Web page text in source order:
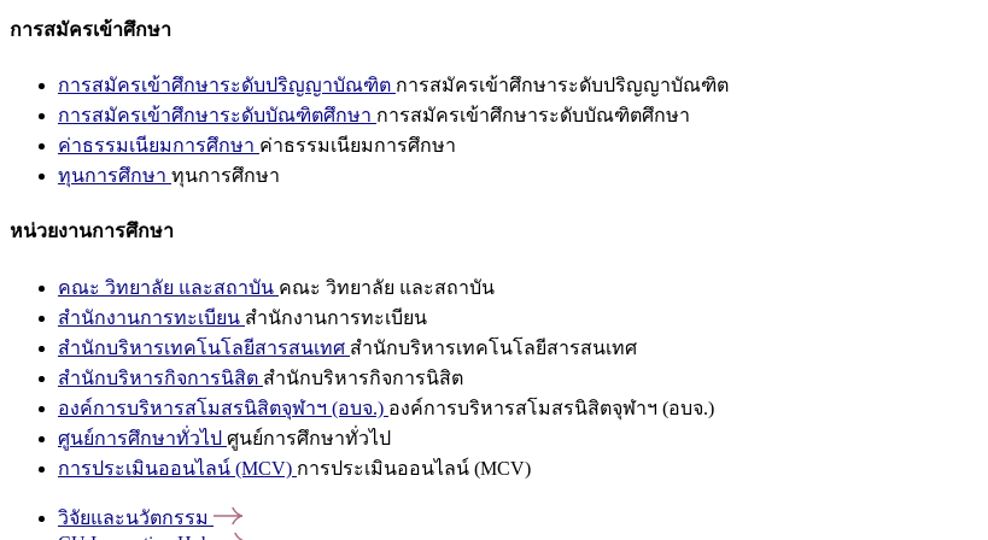
การสมัครเข้าศึกษา
การสมัครเข้าศึกษาระดับปริญญาบัณฑิต การสมัครเข้าศึกษาระดับปริญญาบัณฑิต
การสมัครเข้าศึกษาระดับบัณฑิตศึกษา การสมัครเข้าศึกษาระดับบัณฑิตศึกษา
ค่าธรรมเนียมการศึกษา ค่าธรรมเนียมการศึกษา
ทุนการศึกษา ทุนการศึกษา
หน่วยงานการศึกษา
คณะ วิทยาลัย และสถาบัน คณะ วิทยาลัย และสถาบัน
สำนักงานการทะเบียน สำนักงานการทะเบียน
สำนักบริหารเทคโนโลยีสารสนเทศ สำนักบริหารเทคโนโลยีสารสนเทศ
สำนักบริหารกิจการนิสิต สำนักบริหารกิจการนิสิต
องค์การบริหารสโมสรนิสิตจุฬาฯ (อบจ.) องค์การบริหารสโมสรนิสิตจุฬาฯ (อบจ.)
ศูนย์การศึกษาทั่วไป ศูนย์การศึกษาทั่วไป
การประเมินออนไลน์ (MCV) การประเมินออนไลน์ (MCV)
วิจัยและนวัตกรรม